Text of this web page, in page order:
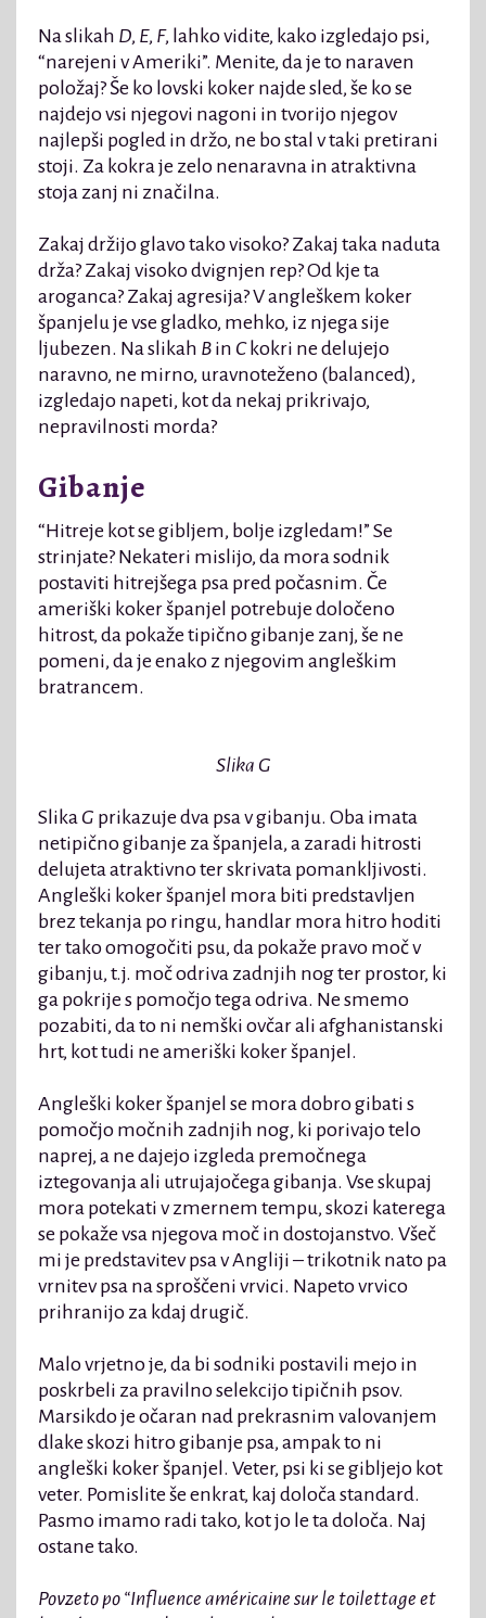
Na slikah D, E, F, lahko vidite, kako izgledajo psi,
“narejeni v Ameriki”. Menite, da je to naraven
položaj? Še ko lovski koker najde sled, še ko se
najdejo vsi njegovi nagoni in tvorijo njegov
najlepši pogled in držo, ne bo stal v taki pretirani
stoji. Za kokra je zelo nenaravna in atraktivna
stoja zanj ni značilna.
Zakaj držijo glavo tako visoko? Zakaj taka naduta
drža? Zakaj visoko dvignjen rep? Od kje ta
aroganca? Zakaj agresija? V angleškem koker
španjelu je vse gladko, mehko, iz njega sije
ljubezen. Na slikah B in Ckokri ne delujejo
naravno, ne mirno, uravnoteženo (balanced),
izgledajo napeti, kot da nekaj prikrivajo,
nepravilnosti morda?
Gibanje
“Hitreje kot se gibljem, bolje izgledam!” Se
strinjate? Nekateri mislijo, da mora sodnik
postaviti hitrejšega psa pred počasnim. Če
ameriški koker španjel potrebuje določeno
hitrost, da pokaže tipično gibanje zanj, še ne
pomeni, da je enako z njegovim angleškim
bratrancem.
Slika G
Slika G prikazuje dva psa v gibanju. Oba imata
netipično gibanje za španjela, a zaradi hitrosti
delujeta atraktivno ter skrivata pomankljivosti.
Angleški koker španjel mora biti predstavljen
brez tekanja po ringu, handlar mora hitro hoditi
ter tako omogočiti psu, da pokaže pravo moč v
gibanju, t.j. moč odriva zadnjih nog ter prostor, ki
ga pokrije s pomočjo tega odriva. Ne smemo
pozabiti, da to ni nemški ovčar ali afghanistanski
hrt, kot tudi ne ameriški koker španjel.
Angleški koker španjel se mora dobro gibati s
pomočjo močnih zadnjih nog, ki porivajo telo
naprej, a ne dajejo izgleda premočnega
iztegovanja ali utrujajočega gibanja. Vse skupaj
mora potekati v zmernem tempu, skozi katerega
se pokaže vsa njegova moč in dostojanstvo. Všeč
mi je predstavitev psa v Angliji – trikotnik nato pa
vrnitev psa na sproščeni vrvici. Napeto vrvico
prihranijo za kdaj drugič.
Malo vrjetno je, da bi sodniki postavili mejo in
poskrbeli za pravilno selekcijo tipičnih psov.
Marsikdo je očaran nad prekrasnim valovanjem
dlake skozi hitro gibanje psa, ampak to ni
angleški koker španjel. Veter, psi ki se gibljejo kot
veter. Pomislite še enkrat, kaj določa standard.
Pasmo imamo radi tako, kot jo le ta določa. Naj
ostane tako.
Povzeto po “Influence américaine sur le toilettage et